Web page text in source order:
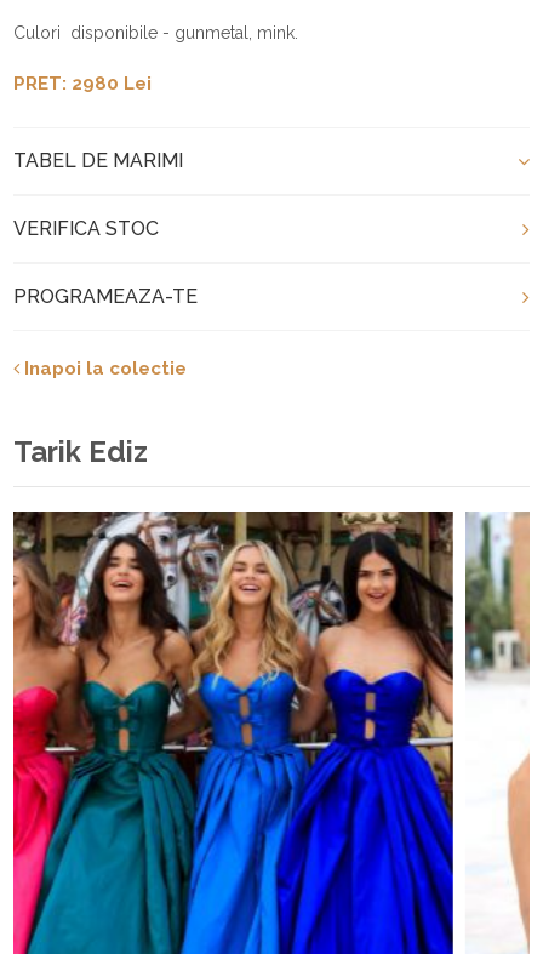
Culori disponibile - gunmetal, mink.
PRET: 2980 Lei
TABEL DE MARIMI
VERIFICA STOC
PROGRAMEAZA-TE
Inapoi la colectie
Tarik Ediz